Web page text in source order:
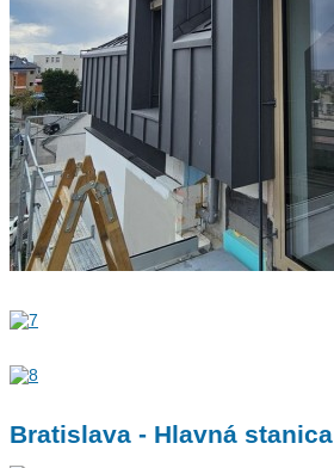
Bratislava - Hlavná stanica